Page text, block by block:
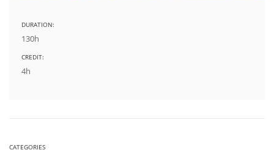
DURATION:
130h
CREDIT:
4h
CATEGORIES